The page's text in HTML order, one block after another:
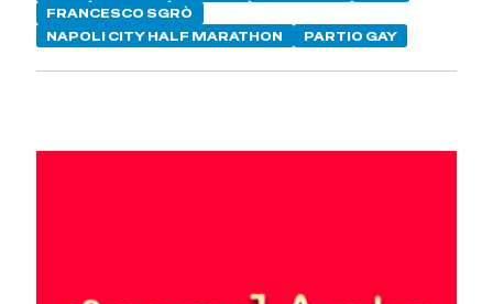
FRANCESCO SGRÒ
NAPOLI CITY HALF MARATHON
PARTIO GAY